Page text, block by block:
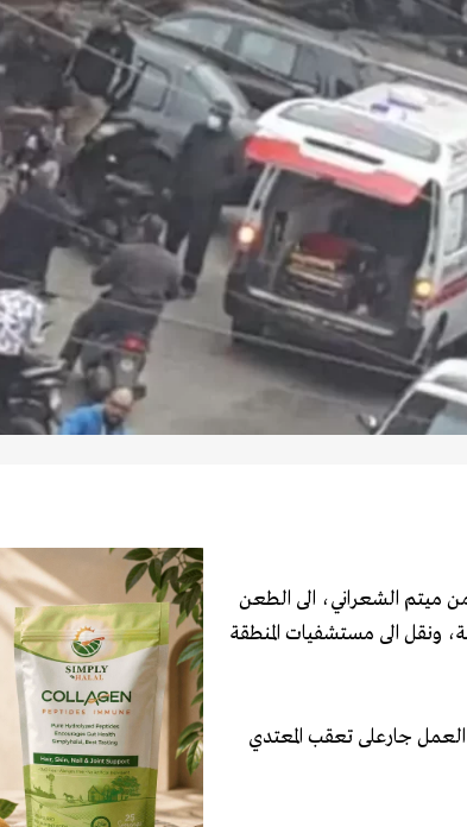
ميتم الشعراني، الى الطعن
ونقل الى مستشفيات المنطقة
جارعلى تعقب المعتدي